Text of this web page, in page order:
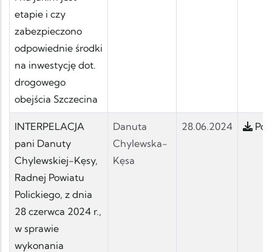
etapie i czy
zabezpieczono
odpowiednie środki
na inwestycję dot.
drogowego
obejścia Szczecina
INTERPELACJA
pani Danuty
Chylewskiej-Kęsy,
Radnej Powiatu
Polickiego, z dnia
28 czerwca 2024 r.,
w sprawie
wykonania
Danuta
Chylewska-
Kęsa
28.06.2024